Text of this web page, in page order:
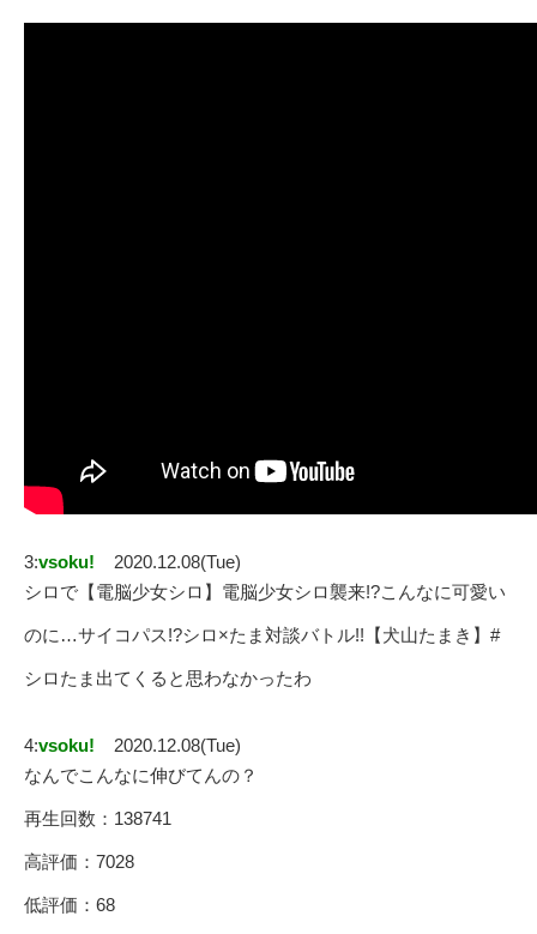
3:vsoku!
2020.12.08(Tue)
シロで【電脳少女シロ】電脳少女シロ襲来!?こんなに可愛い
のに…サイコパス!?シロ×たま対談バトル!!【犬山たまき】#
シロたま出てくると思わなかったわ
4:vsoku!
2020.12.08(Tue)
なんでこんなに伸びてんの？
再生回数：138741
高評価：7028
低評価：68